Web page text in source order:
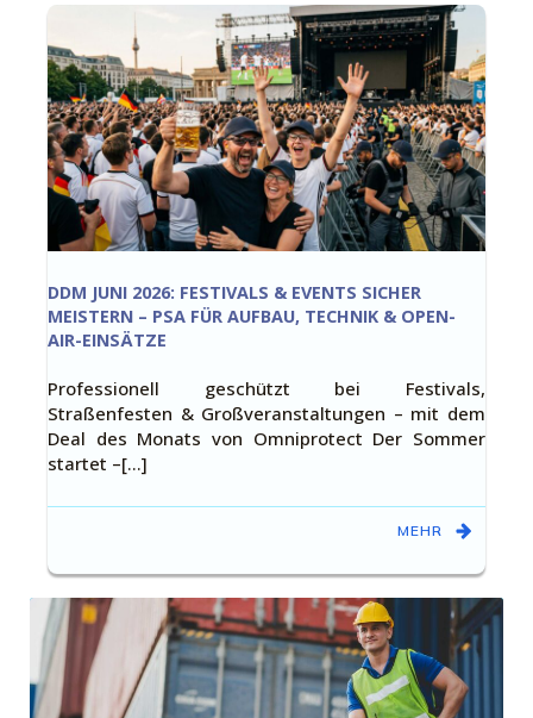
DDM JUNI 2026: FESTIVALS & EVENTS SICHER
MEISTERN – PSA FÜR AUFBAU, TECHNIK & OPEN-
AIR-EINSÄTZE
Professionell geschützt bei Festivals,
Straßenfesten & Großveranstaltungen – mit dem
Deal des Monats von Omniprotect Der Sommer
startet –[…]
MEHR